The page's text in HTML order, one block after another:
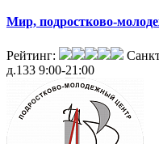
Мир, подростково-
Рейтинг:
д.133 9:00-21:00